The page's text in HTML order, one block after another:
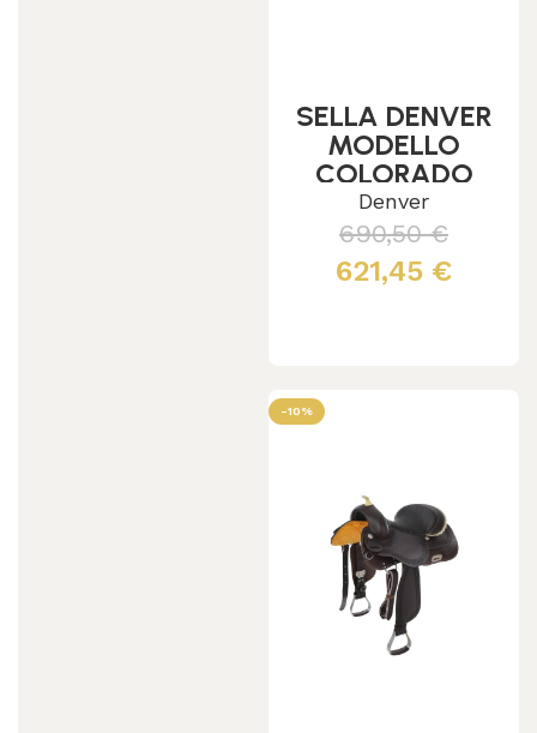
SELLA DENVER
MODELLO
COLORADO
Denver
690,50€
621,45 €
-10%